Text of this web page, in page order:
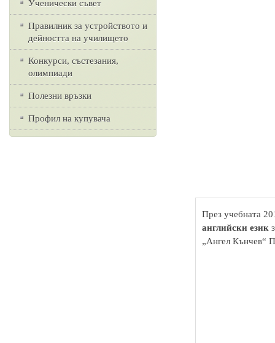
Ученически съвет
Правилник за устройството и
дейността на училището
Конкурси, състезания,
олимпиади
Полезни връзки
Профил на купувача
През учебната
английски език
„Ангел Кънчев“